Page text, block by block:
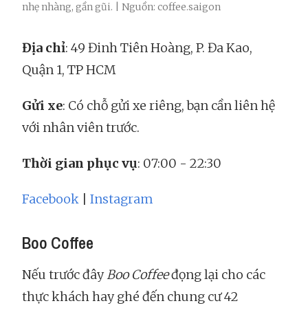
nhẹ nhàng, gần gũi. | Nguồn: coffee.saigon
Địa chỉ: 49 Đinh Tiên Hoàng, P. Đa Kao,
Quận 1, TP HCM
Gửi xe: Có chỗ gửi xe riêng, bạn cần liên hệ
với nhân viên trước.
Thời gian phục vụ: 07:00 - 22:30
Facebook Instagram
Boo Coffee
Nếu trước đâyBoo Coffeeđọng lại cho các
thực khách hay ghé đến chung cư 42